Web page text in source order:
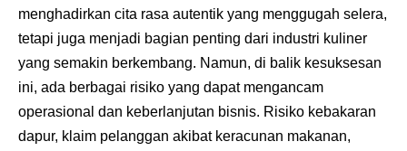
menghadirkan cita rasa autentik yang menggugah selera,
tetapi juga menjadi bagian penting dari industri kuliner
yang semakin berkembang. Namun, di balik kesuksesan
ini, ada berbagai risiko yang dapat mengancam
operasional dan keberlanjutan bisnis. Risiko kebakaran
dapur, klaim pelanggan akibat keracunan makanan,